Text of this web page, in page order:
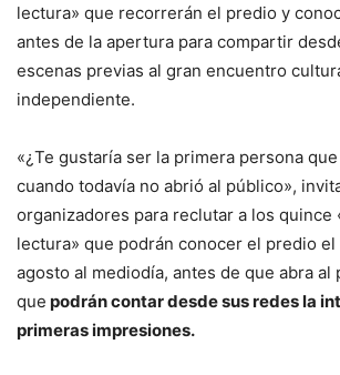
lectura» que recorrerán el predio y
antes de la apertura para compartir
escenas previas al gran encuentro
independiente.
«¿Te gustaría ser la primera persona
cuando todavía no abrió al público»,
organizadores para reclutar a los quince
lectura» que podrán conocer el predio
agosto al mediodía, antes de que abra al
que podrán contar desde sus redes la
primeras impresiones.